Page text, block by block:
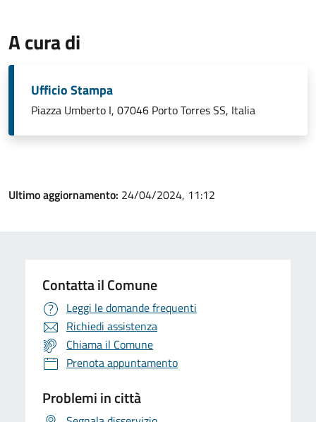
A cura di
Ufficio Stampa
Piazza Umberto I, 07046 Porto Torres SS, Italia
Ultimo aggiornamento: 24/04/2024, 11:12
Contatta il Comune
Leggi le domande frequenti
Richiedi assistenza
Chiama il Comune
Prenota appuntamento
Problemi in città